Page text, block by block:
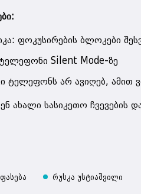
ფოკუსირების ბლოკები
Silent Mode-ზე
ტელეფონს არ ავიღებ, ამით
ახალი სასიკეთო ჩვევების
რუსკა უსტიაშვილი